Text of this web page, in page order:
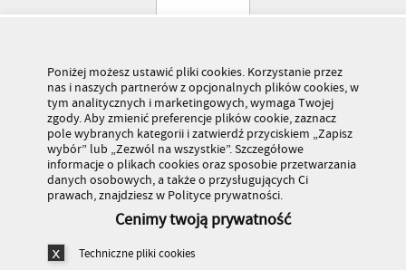
Poniżej możesz ustawić pliki cookies. Korzystanie przez
nas i naszych partnerów z opcjonalnych plików cookies, w
tym analitycznych i marketingowych, wymaga Twojej
zgody. Aby zmienić preferencje plików cookie, zaznacz
pole wybranych kategorii i zatwierdź przyciskiem „Zapisz
wybór” lub „Zezwól na wszystkie”. Szczegółowe
informacje o plikach cookies oraz sposobie przetwarzania
danych osobowych, a także o przysługujących Ci
prawach, znajdziesz w Polityce prywatności.
Cenimy twoją prywatność
Techniczne pliki cookies